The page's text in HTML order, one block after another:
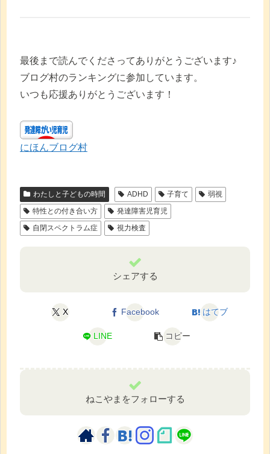
最後まで読んでくださってありがとうございます♪
ブログ村のランキングに参加しています。
いつも応援ありがとうございます！
にほんブログ村
わたしと子どもの時間 ADHD 子育て
弱視
特性との付き合い方
発達障害児育児
自閉スペクトラム症
視力検査
シェアする
X Facebook はてブ
LINE コピー
ねこやまをフォローする